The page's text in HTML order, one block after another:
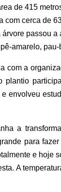
de 415
cerca de
passou
amarelo,
com a
envolveu
a
para
e hoje
A